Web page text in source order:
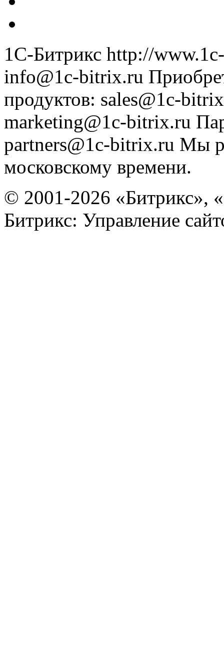
1С-Битрикс http://
info@1c-bitrix.ru
продуктов: sales@1c-
marketing@1c-bitrix.ru
partners@1c-bitrix.ru Мы
московскому времени.
© 2001-2026 «Битрикс»,
Битрикс: Управление